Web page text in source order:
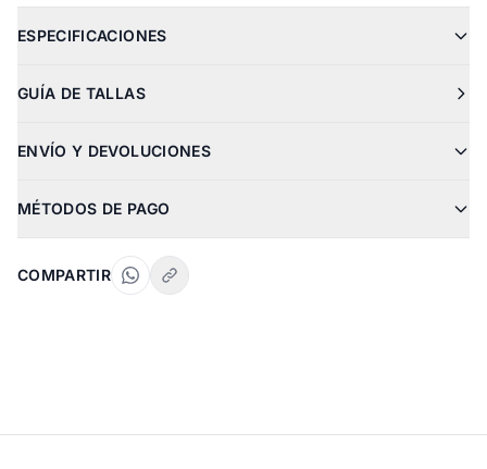
ESPECIFICACIONES
GUÍA DE TALLAS
ENVÍO Y DEVOLUCIONES
MÉTODOS DE PAGO
COMPARTIR